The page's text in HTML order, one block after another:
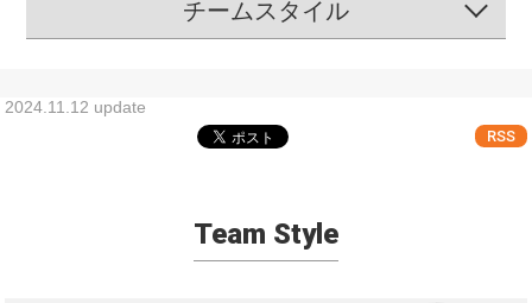
チームスタイル
2024.11.12 update
RSS
Team Style